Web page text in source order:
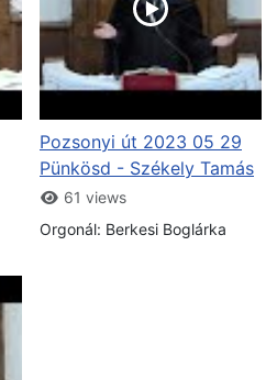
Pozsonyi út 2023 05 29
Pünkösd - Székely Tamás
61 views
Orgonál: Berkesi Boglárka